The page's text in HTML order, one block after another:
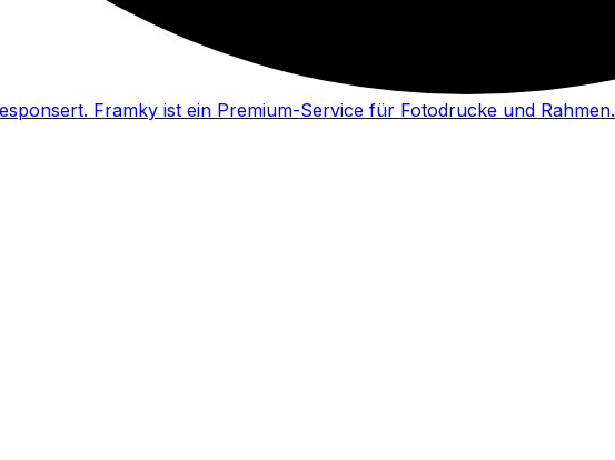
Framky ist ein Premium-Service für Fotodrucke und Rahmen.